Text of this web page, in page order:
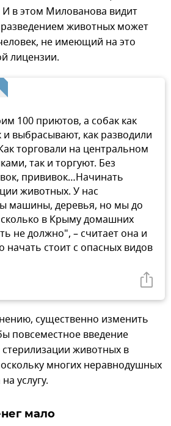
в этом Милованова видит
животных может
не имеющий на это
лицензии.
100 приютов, а собак как
выбрасывают, как разводили
торговали на центральном
так и торгуют. Без
прививок…Начинать
животных. У нас
машины, деревья, но мы до
в Крыму домашних
не должно", – считает она и
начать стоит с опасных видов
существенно изменить
повсеместное введение
животных в
многих неравнодушных
услугу.
мало